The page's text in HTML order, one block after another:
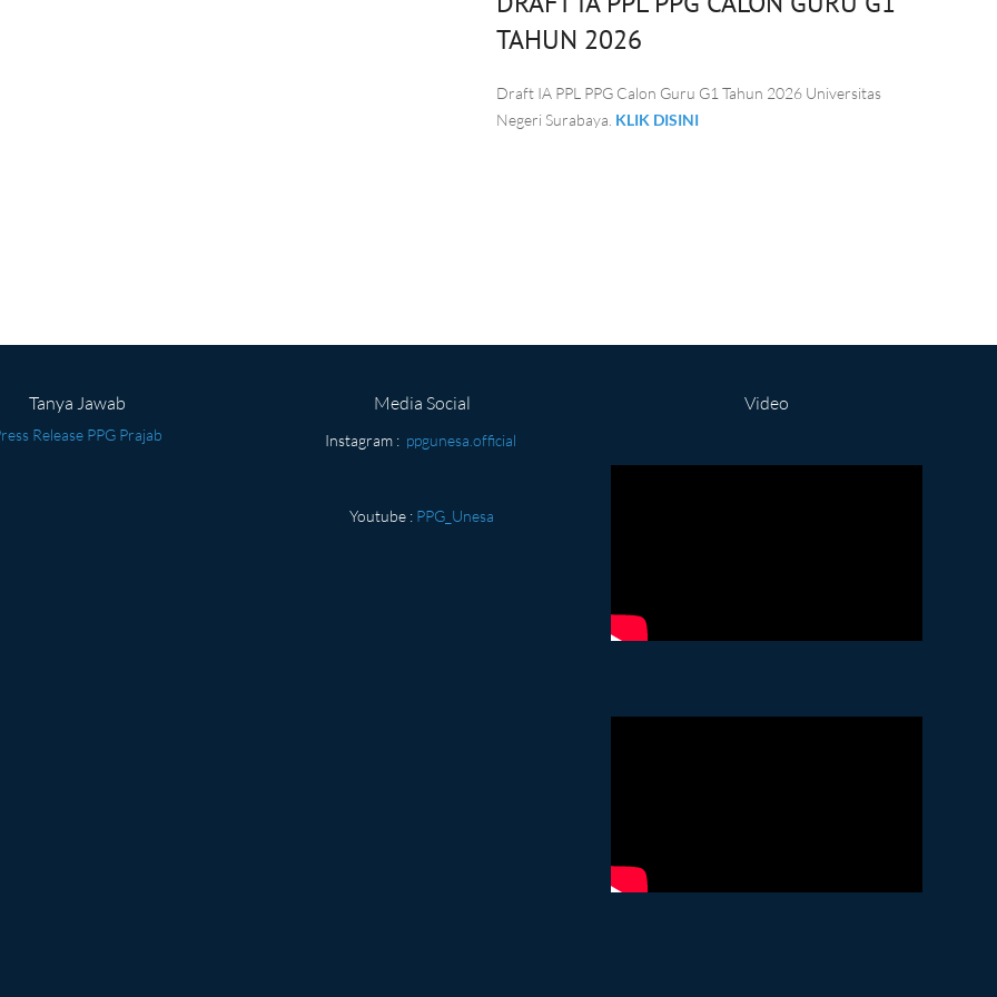
TAHUN 2026
Draft IA PPL PPG Calon Guru G1 Tahun 2026 Universitas
Negeri Surabaya. KLIK DISINI
Tanya Jawab
Release PPG Prajab
Media Social
Instagram : ppgunesa.official
Youtube : PPG_Unesa
Video